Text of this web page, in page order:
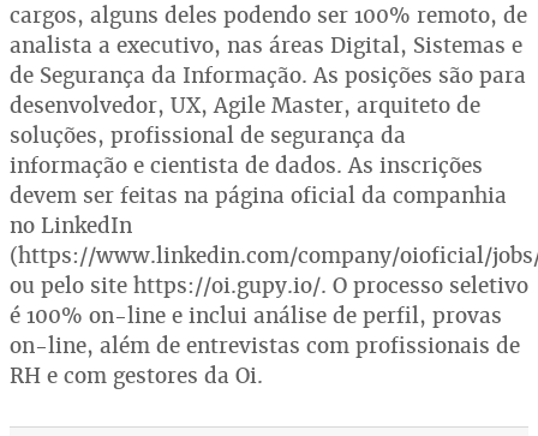
cargos, alguns deles podendo ser 100% remoto, de
analista a executivo, nas áreas Digital, Sistemas e
de Segurança da Informação. As posições são para
desenvolvedor, UX, Agile Master, arquiteto de
soluções, profissional de segurança da
informação e cientista de dados. As inscrições
devem ser feitas na página oficial da companhia
no LinkedIn
(https://www.linkedin.com/company/oioficial/
ou pelo site https://oi.gupy.io/. O processo seletivo
é 100% on-line e inclui análise de perfil, provas
on-line, além de entrevistas com profissionais de
RH e com gestores da Oi.